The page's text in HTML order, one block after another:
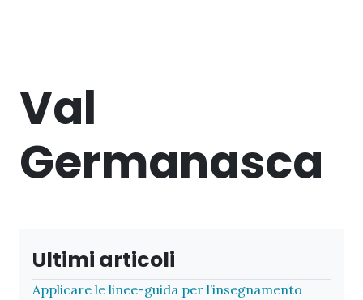
Val
Germanasca
Ultimi articoli
Applicare le linee-guida per l’insegnamento